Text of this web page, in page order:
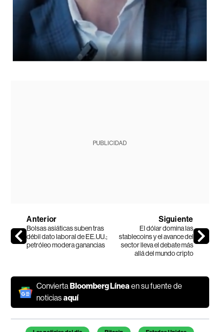
PUBLICIDAD
Anterior
Bolsas asiáticas suben tras
débil dato laboral de EE.UU.;
petróleo modera ganancias
Siguiente
El dólar domina las
stablecoins y el avance del
sector lleva el debate más
allá del mundo cripto
Convierta Bloomberg Líneaen su fuente de
noticiasaquí
Temas de este artículo